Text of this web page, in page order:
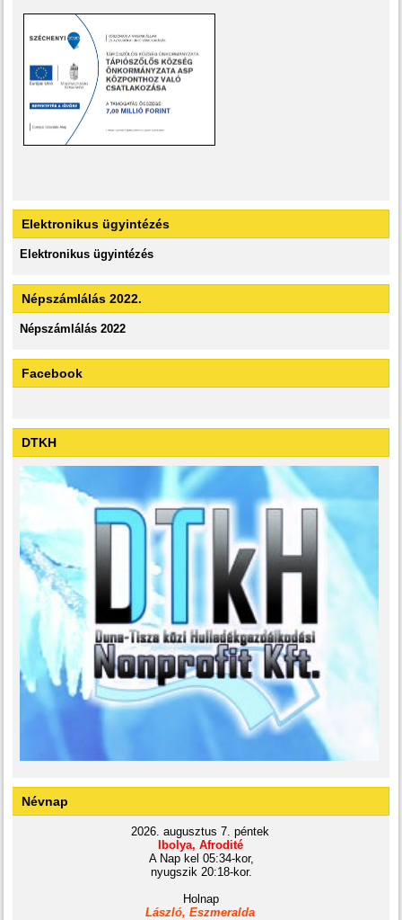
Elektronikus ügyintézés
Elektronikus ügyintézés
Népszámlálás 2022.
Népszámlálás 2022
Facebook
DTKH
Névnap
2026. augusztus 7. péntek
Ibolya, Afrodité
A Nap kel 05:34-kor,
nyugszik 20:18-kor.
Holnap
László, Eszmeralda